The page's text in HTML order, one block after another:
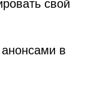
свой
в